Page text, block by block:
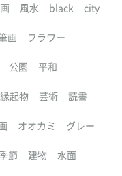
風水 black city
画 フラワー
公園 平和
縁起物 芸術 読書
オオカミ グレー
節 建物 水面